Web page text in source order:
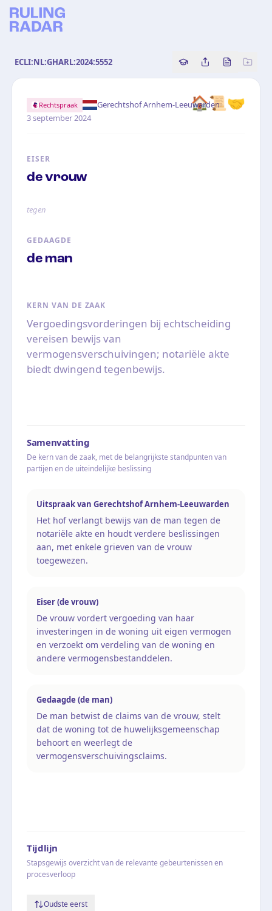
ECLI:NL:GHARL:2024:5552 Copy source
Share this
Bekijk
🏠📜🤝
Rechtspraak Gerechtshof Arnhem-Leeuwarden·
3 september 2024
EISER
de vrouw
tegen
GEDAAGDE
de man
KERN VAN DE ZAAK
Vergoedingsvorderingen bij echtscheiding
vereisen bewijs van
vermogensverschuivingen; notariële akte
biedt dwingend tegenbewijs.
Samenvatting
De kern van de zaak, met de belangrijkste standpunten van
partijen en de uiteindelijke beslissing
Uitspraak van Gerechtshof Arnhem-Leeuwarden
Het hof verlangt bewijs van de man tegen de
notariële akte en houdt verdere beslissingen
aan, met enkele grieven van de vrouw
toegewezen.
Eiser (de vrouw)
De vrouw vordert vergoeding van haar
investeringen in de woning uit eigen vermogen
en verzoekt om verdeling van de woning en
andere vermogensbestanddelen.
Gedaagde (de man)
De man betwist de claims van de vrouw, stelt
dat de woning tot de huwelijksgemeenschap
behoort en weerlegt de
vermogensverschuivingsclaims.
Tijdlijn
Stapsgewijs overzicht van de relevante gebeurtenissen en
procesverloop
Oudste eerst